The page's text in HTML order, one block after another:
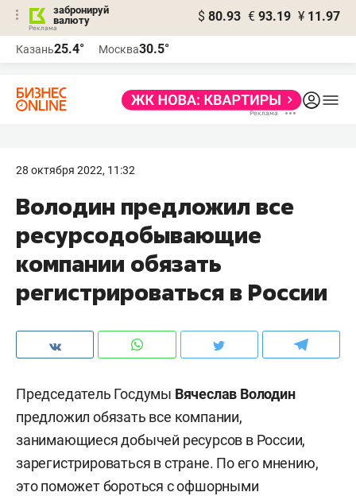
забронируй
валюту
$ 80.93 € 93.19 ¥ 11.97
Казань25.4° Москва30.5°
28 октября 2022, 11:32
Володин предложил все
ресурсодобывающие
компании обязать
регистрироваться в России
Председатель Госдумы Вячеслав Володин
предложил обязать все компании,
занимающиеся добычей ресурсов в России,
зарегистрироваться в стране. По его мнению,
это поможет бороться с офшорными